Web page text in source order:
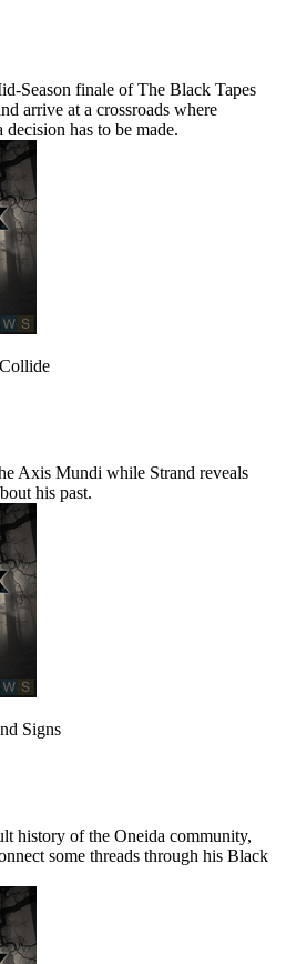
Season finale of The Black Tapes
arrive at a crossroads where
has to be made.
Axis Mundi while Strand reveals
his past.
Signs
history of the Oneida community,
some threads through his Black